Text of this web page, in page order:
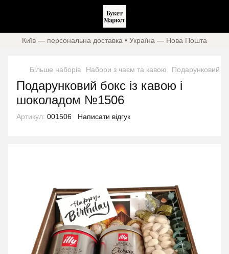
Київ — персональна доставка • Україна — Нова Пошта
Більше наборів Набори з чаєм та кавою Подарунковий
Подарунковий бокс із кавою і
шоколадом №1506
Артикул: 001506 Написати відгук